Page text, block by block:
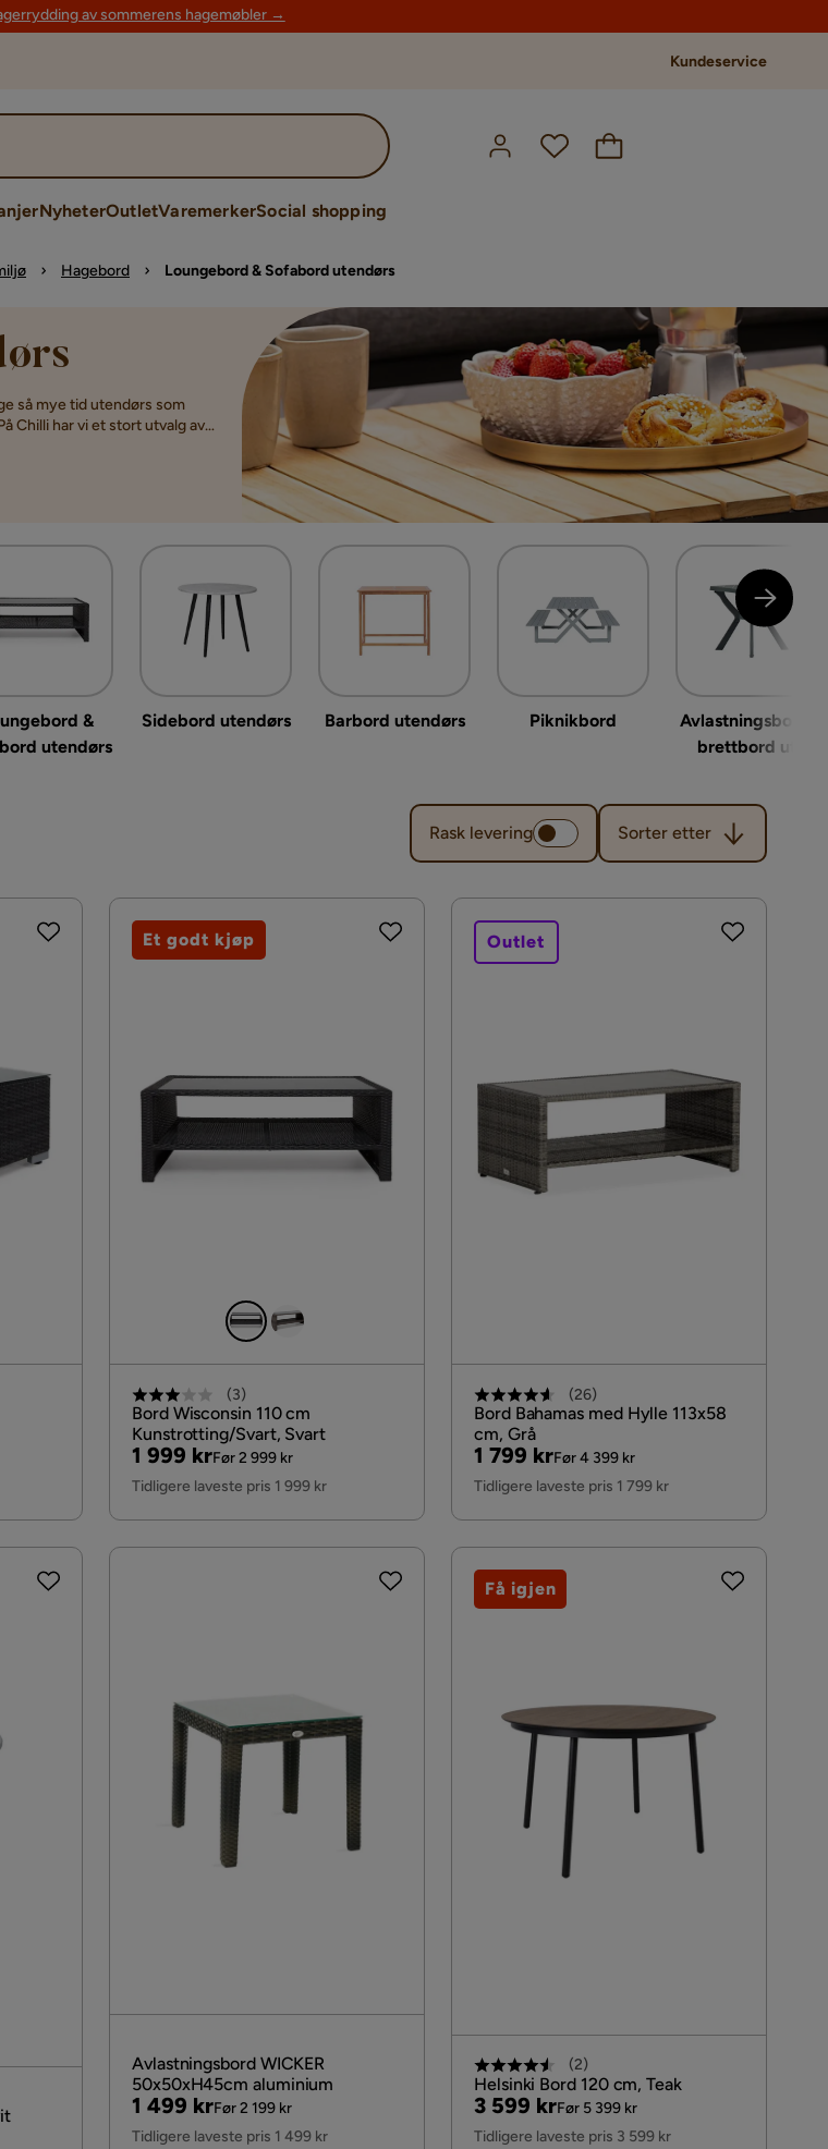
av sommerens hagemøbler →
Kundeservice
NyheterOutletVaremerkerSocial shopping
Hagebord Loungebord & Sofabord utendørs
så mye tid utendørs som
Chilli har vi et stort utvalg av
din uteplass hel. Forskjellen
&
utendørs
Sidebord utendørs Barbord utendørs Piknikbord
Avlastningsbord &
brettbord ute
Rask levering
Sorter etter
Sorter etter
(3)
Bord Wisconsin 110 cm
Kunstrotting/Svart, Svart
Pris
1 999 kr
Original
Pris
Før 2 999 kr
Tidligere laveste pris 1 999 kr
Et godt kjøp
(26)
Bord Bahamas med Hylle 113x58
cm, Grå
Pris
1 799 kr
Original
Pris
Før 4 399 kr
Tidligere laveste pris 1 799 kr
Outlet
Avlastningsbord WICKER
50x50xH45cm aluminium
Pris
1 499 kr
Original
Pris
Før 2 199 kr
Tidligere laveste pris 1 499 kr
(2)
Helsinki Bord 120 cm, Teak
Pris
3 599 kr
Original
Pris
Før 5 399 kr
Tidligere laveste pris 3 599 kr
Få igjen